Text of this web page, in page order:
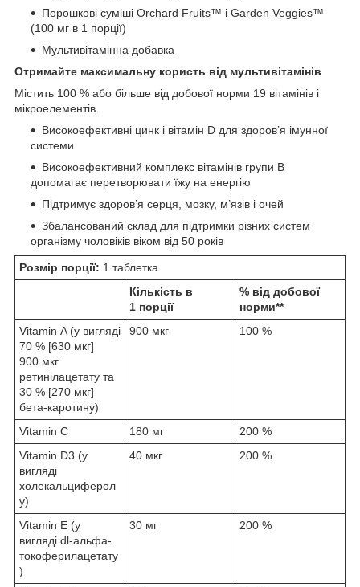
Порошкові суміші Orchard Fruits™ і Garden Veggies™
(100 мг в 1 порції)
Мультивітамінна добавка
Отримайте максимальну користь від мультивітамінів
Містить 100 % або більше від добової норми 19 вітамінів і
мікроелементів.
Високоефективні цинк і вітамін D для здоров’я імунної
системи
Високоефективний комплекс вітамінів групи B
допомагає перетворювати їжу на енергію
Підтримує здоров’я серця, мозку, м’язів і очей
Збалансований склад для підтримки різних систем
організму чоловіків віком від 50 років
Розмір порції: 1 таблетка
Кількість в
1 порції
% від добової
норми**
Vitamin A (у вигляді
70 % [630 мкг]
900 мкг
ретинілацетату та
30 % [270 мкг]
бета-каротину)
900 мкг 100 %
Vitamin C 180 мг
200 %
Vitamin D3 (у
вигляді
холекальциферол
у)
40 мкг 200 %
Vitamin E (у
вигляді dl-альфа-
токоферилацетату
)
30 мг 200 %